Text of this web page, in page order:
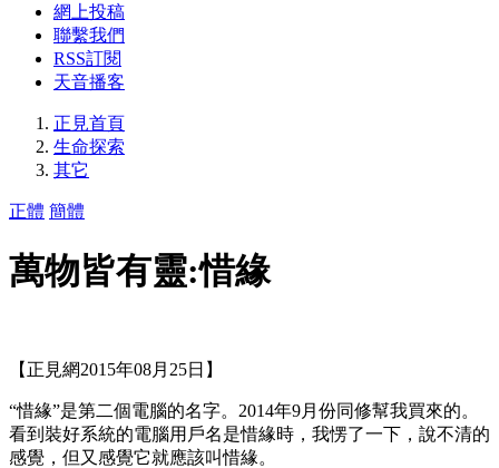
網上投稿
聯繫我們
RSS訂閱
天音播客
正見首頁
生命探索
其它
正體 簡體
萬物皆有靈:惜緣
【正見網2015年08月25日】
“惜緣”是第二個電腦的名字。2014年9月份同修幫我買來的。
看到裝好系統的電腦用戶名是惜緣時，我愣了一下，說不清的
感覺，但又感覺它就應該叫惜緣。